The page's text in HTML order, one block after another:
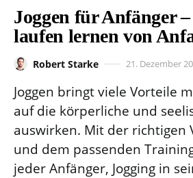
Joggen für Anfänger
laufen lernen von
Robert Starke 21. Dezember
Joggen bringt viele Vorteile
auf die körperliche und
auswirken. Mit der richtigen
und dem passenden
jeder Anfänger, Jogging in